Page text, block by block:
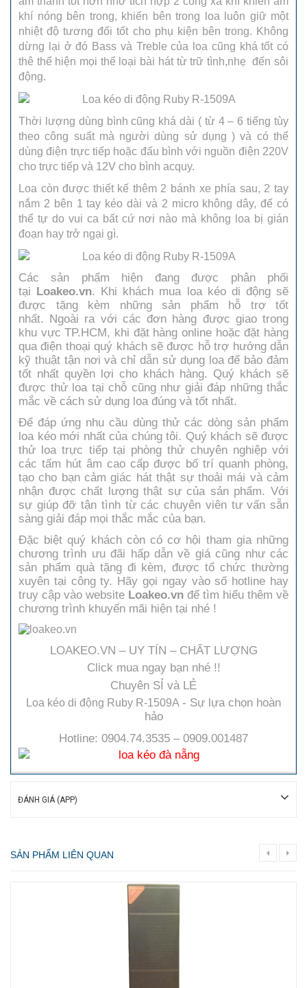
khí nóng bên trong, khiến bên trong loa luôn giữ một
nhiệt độ tương đối tốt cho phụ kiện bên trong. Không
dừng lại ở đó Bass và Treble của loa cũng khá tốt có
thê thể hiện mọi thể loại bài hát từ trữ tình,nhẹ đến sôi
động.
Thời lượng dùng bình cũng khá dài ( từ 4 – 6 tiếng tùy
theo công suất mà người dùng sử dụng ) và có thể
dùng điện trực tiếp hoặc đấu bình với nguồn điện 220V
cho trực tiếp và 12V cho bình acquy.
Loa còn được thiết kế thêm 2 bánh xe phía sau, 2 tay
nắm 2 bên 1 tay kéo dài và 2 micro không dây, để có
thể tự do vui ca bất cứ nơi nào mà không loa bị gián
đoạn hay trở ngại gì.
Các sản phẩm hiện đang được phân phối
tại Loakeo.vn. Khi khách mua loa kéo di động sẽ
được tặng kèm những sản phẩm hỗ trợ tốt
nhất. Ngoài ra với các đơn hàng được giao trong
khu vực TP.HCM, khi đặt hàng online hoặc đặt hàng
qua điện thoại quý khách sẽ được hỗ trợ hướng dẫn
kỹ thuật tận nơi và chỉ dẫn sử dụng loa để bảo đảm
tốt nhất quyền lợi cho khách hàng. Quý khách sẽ
được thử loa tại chỗ cũng như giải đáp những thắc
mắc về cách sử dụng loa đúng và tốt nhất.
Để đáp ứng nhu cầu dùng thử các dòng sản phẩm
loa kéo mới nhất của chúng tôi. Quý khách sẽ được
thử loa trực tiếp tại phòng thử chuyên nghiệp với
các tấm hút âm cao cấp được bố trí quanh phòng,
tạo cho bạn cảm giác hát thật sự thoải mái và cảm
nhận được chất lượng thật sự của sản phẩm. Với
sự giúp đỡ tận tình từ các chuyên viên tư vấn sẵn
sàng giải đáp mọi thắc mắc của bạn.
Đặc biệt quý khách còn có cơ hội tham gia những
chương trình ưu đãi hấp dẫn về giá cũng như các
sản phẩm quà tặng đi kèm, được tổ chức thường
xuyên tại công ty. Hãy gọi ngay vào số hotline hay
truy cập vào website Loakeo.vn để tìm hiểu thêm về
chương trình khuyến mãi hiện tại nhé !
LOAKEO.VN – UY TÍN – CHẤT LƯỢNG
Click mua ngay bạn nhé !!
Chuyên SỈ và LẺ
Loa kéo di động Ruby R-1509A - Sự lựa chọn hoàn
hảo
Hotline: 0904.74.3535 – 0909.001487
ĐÁNH GIÁ (APP)
SẢN PHẨM LIÊN QUAN